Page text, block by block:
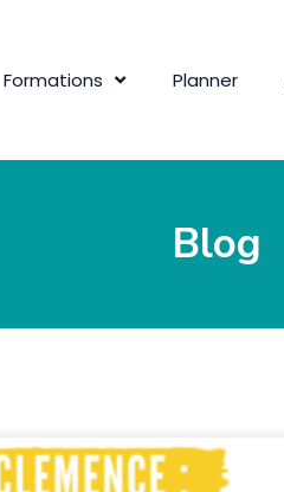
Formations Planner
Blog